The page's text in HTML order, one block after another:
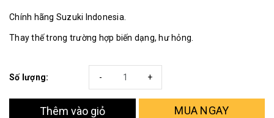
Chính hãng Suzuki Indonesia.
Thay thế trong trường hợp biến dạng, hư hỏng.
Số lượng: +
-
Thêm vào giỏ MUA NGAY